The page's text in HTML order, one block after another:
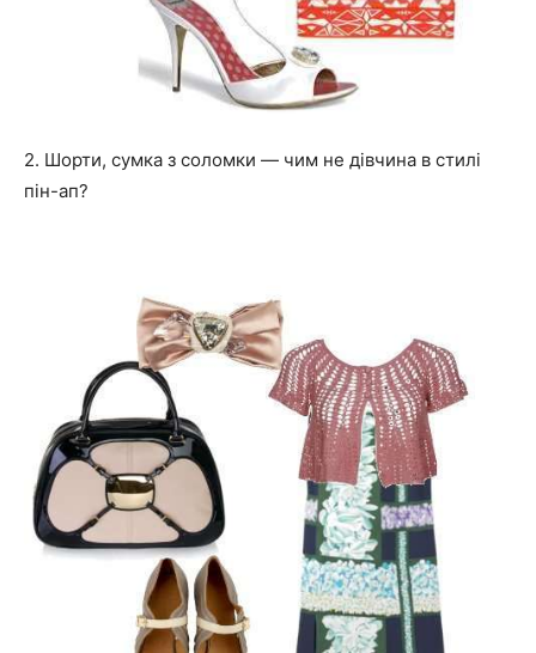
2. Шорти, сумка з соломки — чим не дівчина в стилі
пін-ап?